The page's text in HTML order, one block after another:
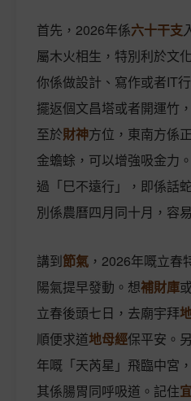
首先，2026年係六十干支
屬木火相生，特別利於文
你係做設計、寫作或者IT
擺返個文昌塔或者開運竹
至於財神方位，東南方係
金蟾蜍，可以增強吸金力
過「巳不遠行」，即係話
別係農曆四月同十月，容
講到節氣 ，2026年嘅立春
陽氣提早發動。想補財庫
立春後頭七日，去廟宇拜
順便求道地母經保平安。
年嘅「天芮星」飛臨中宮
其係腸胃同呼吸道。記住